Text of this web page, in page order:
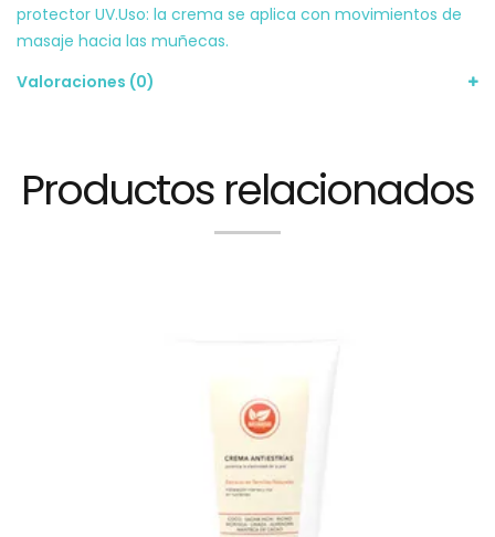
protector UV.Uso: la crema se aplica con movimientos de
masaje hacia las muñecas.
Valoraciones (0)
Productos relacionados